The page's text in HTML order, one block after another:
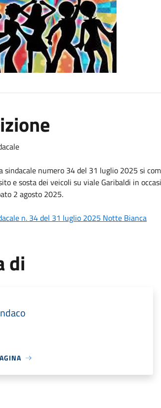
sindacale numero 34 del 31 luglio 2025 si
e sosta dei veicoli su viale Garibaldi in
2 agosto 2025.
n. 34 del 31 luglio 2025 Notte Bianca
di